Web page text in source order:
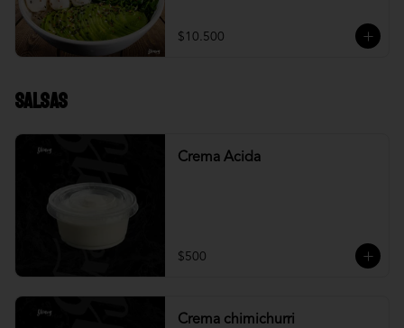
$10.500
Salsas
Crema Acida
$500
Crema chimichurri